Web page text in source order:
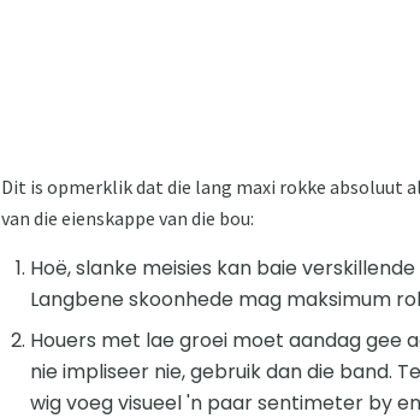
Dit is opmerklik dat die lang maxi rokke absoluut
van die eienskappe van die bou:
Hoë, slanke meisies kan baie
Langbene skoonhede mag maksimum
Houers met lae groei moet aandag gee
nie impliseer nie, gebruik dan die band.
wig voeg visueel 'n paar sentimeter by